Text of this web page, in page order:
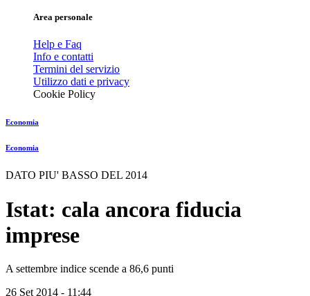
Area personale
Help e Faq
Info e contatti
Termini del servizio
Utilizzo dati e privacy
Cookie Policy
Economia
Economia
DATO PIU' BASSO DEL 2014
Istat: cala ancora fiducia
imprese
A settembre indice scende a 86,6 punti
26 Set 2014 - 11:44